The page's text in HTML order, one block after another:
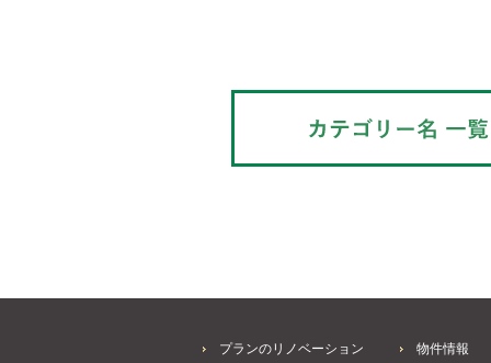
プランのリノベーション 物件情報